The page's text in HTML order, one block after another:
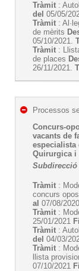
Tràmit :
del 05/05/
Tràmit :
de mèrits
05/10/2021.
Tràmit :
de places
26/11/2021.
Processos
Concurs-
vacants de
especialista
Quirurgica i
Subdirecció
Tràmit :
concurs
al 07/08/
Tràmit :
25/01/2021
Tràmit :
del 04/03/
Tràmit :
llista
07/10/2021